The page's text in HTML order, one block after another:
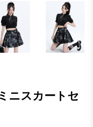
ニスカートセ